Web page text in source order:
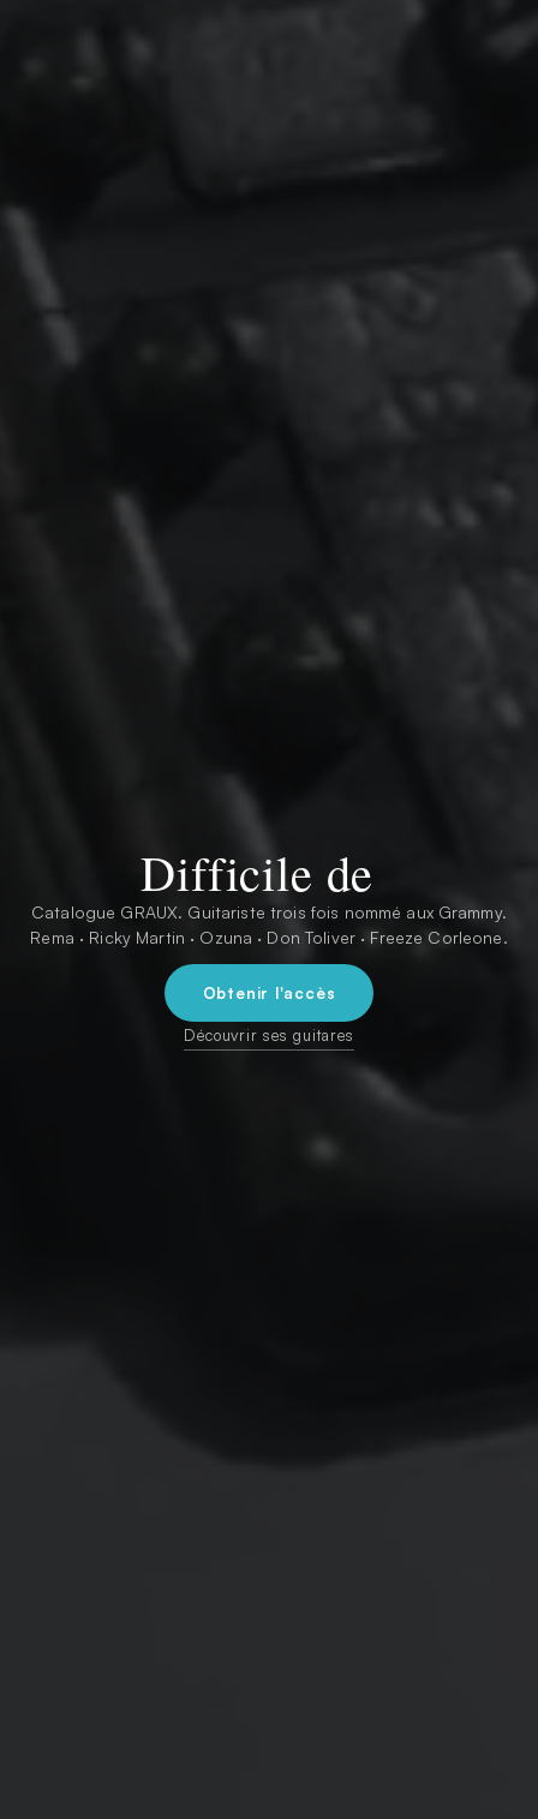
Difficile de
Catalogue GRAUX. Guitariste trois fois nommé aux Grammy.
Rema · Ricky Martin · Ozuna · Don Toliver · Freeze Corleone.
Obtenir l'accès
Découvrir ses guitares